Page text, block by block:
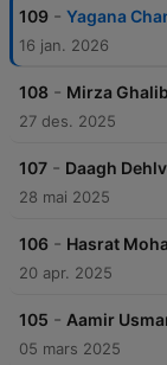
109 - Yagana
16 jan. 2026
108 - Mirza
27 des. 2025
107 - Daagh
28 mai 2025
106 - Hasrat
20 apr. 2025
105 - Aamir
05 mars 2025